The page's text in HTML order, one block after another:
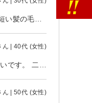
ん | 40代 (女性)
ん | 50代 (女性)